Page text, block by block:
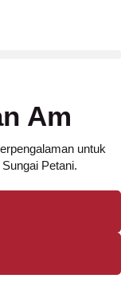
Am
untuk
Petani.